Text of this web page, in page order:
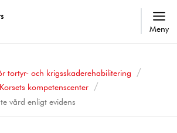
Meny
tortyr- och krigsskaderehabilitering
kompetenscenter
vård enligt evidens